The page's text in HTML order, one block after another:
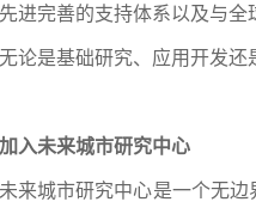
进完善的支持体系以及与全
无论是基础研究、应用开发还
加入未来城市研究中心
未来城市研究中心是一个无